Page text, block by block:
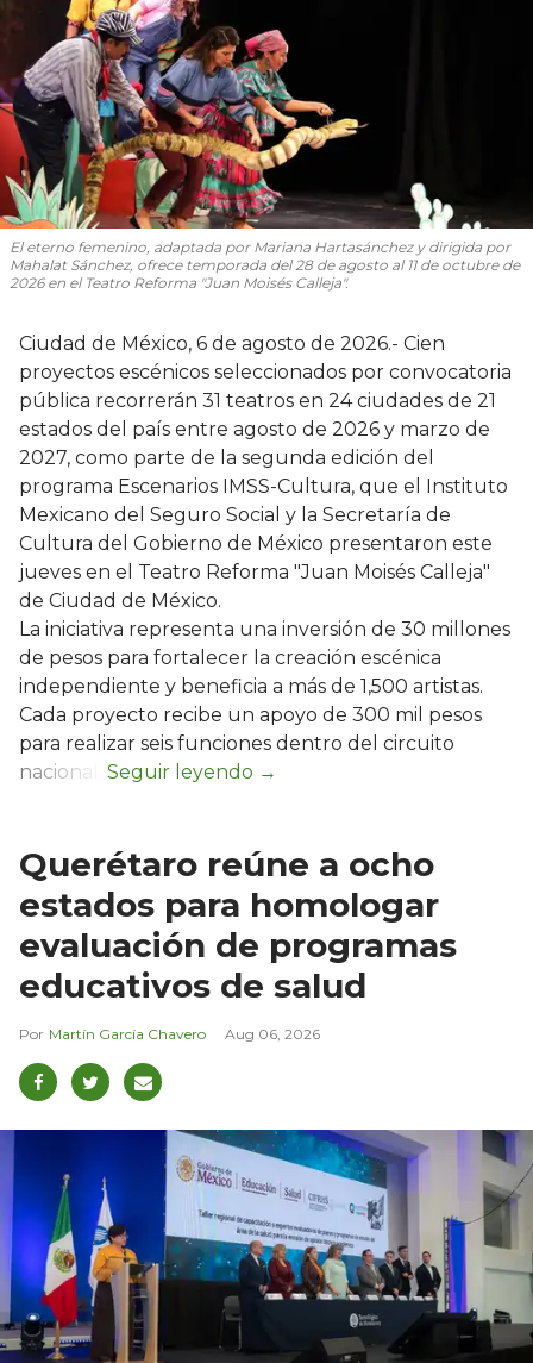
El eterno femenino, adaptada por Mariana Hartasánchez y dirigida por
Mahalat Sánchez, ofrece temporada del 28 de agosto al 11 de octubre de
2026 en el Teatro Reforma "Juan Moisés Calleja".
Ciudad de México, 6 de agosto de 2026.- Cien
proyectos escénicos seleccionados por convocatoria
pública recorrerán 31 teatros en 24 ciudades de 21
estados del país entre agosto de 2026 y marzo de
2027, como parte de la segunda edición del
programa Escenarios IMSS-Cultura, que el Instituto
Mexicano del Seguro Social y la Secretaría de
Cultura del Gobierno de México presentaron este
jueves en el Teatro Reforma "Juan Moisés Calleja"
de Ciudad de México.
La iniciativa representa una inversión de 30 millones
de pesos para fortalecer la creación escénica
independiente y beneficia a más de 1,500 artistas.
Cada proyecto recibe un apoyo de 300 mil pesos
para realizar seis funciones dentro del circuito
nacional.
Querétaro reúne a ocho
estados para homologar
evaluación de programas
educativos de salud
Martín García Chavero Aug 06, 2026